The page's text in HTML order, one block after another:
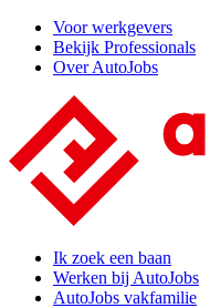
Voor werkgevers
Bekijk Professionals
Over AutoJobs
Ik zoek een baan
Werken bij AutoJobs
AutoJobs vakfamilie